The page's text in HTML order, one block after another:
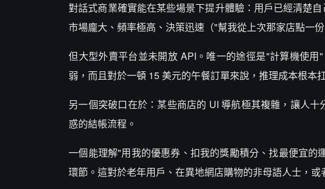
對話式商業確實能在某些場景下提升體驗：用戶已經清楚
市場龐大、頻率極高、決策迅速（"幫我從上次那家店點一
但大型外賣平台並未開放 API。唯一的途徑是"計算機使
弱，而且對於一頓 15 美元的午餐訂單來說，推理成本根本
另一個突破口在於：某些商店的 UI 導航極其複雜，讓人
惑的結帳流程。
一個能理解"用我的優惠券、扣我的獎勵積分、找最便宜
環節。這對於老年用戶、在異地網店購物的非母語人士，